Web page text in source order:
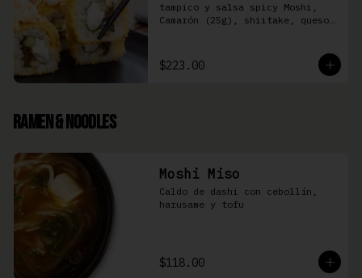
tampico y salsa spicy Moshi,
Camarón (25g), shiitake, queso
$223.00
Ramen & Noodles
Moshi Miso
Caldo de dashi con cebollín,
harusame y tofu
$118.00